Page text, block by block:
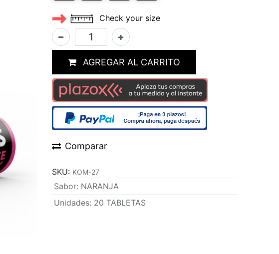
Check your size
AGREGAR AL CARRITO
Comparar
SKU: KOM-27
Sabor: NARANJA
Unidades: 20 TABLETAS